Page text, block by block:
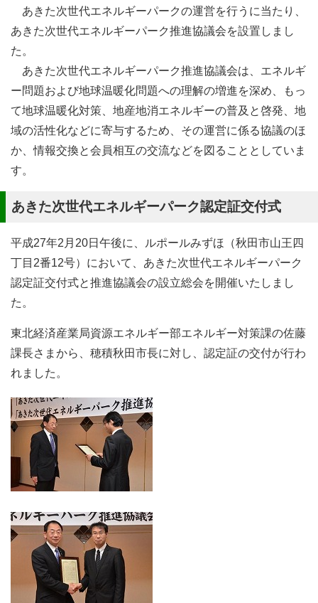
あきた次世代エネルギーパークの運営を行うに当たり、
あきた次世代エネルギーパーク推進協議会を設置しまし
た。
あきた次世代エネルギーパーク推進協議会は、エネルギ
ー問題および地球温暖化問題への理解の増進を深め、もっ
て地球温暖化対策、地産地消エネルギーの普及と啓発、地
域の活性化などに寄与するため、その運営に係る協議のほ
か、情報交換と会員相互の交流などを図ることとしていま
す。
あきた次世代エネルギーパーク認定証交付式
平成27年2月20日午後に、ルポールみずほ（秋田市山王四
丁目2番12号）において、あきた次世代エネルギーパーク
認定証交付式と推進協議会の設立総会を開催いたしまし
た。
東北経済産業局資源エネルギー部エネルギー対策課の佐藤
課長さまから、穂積秋田市長に対し、認定証の交付が行わ
れました。